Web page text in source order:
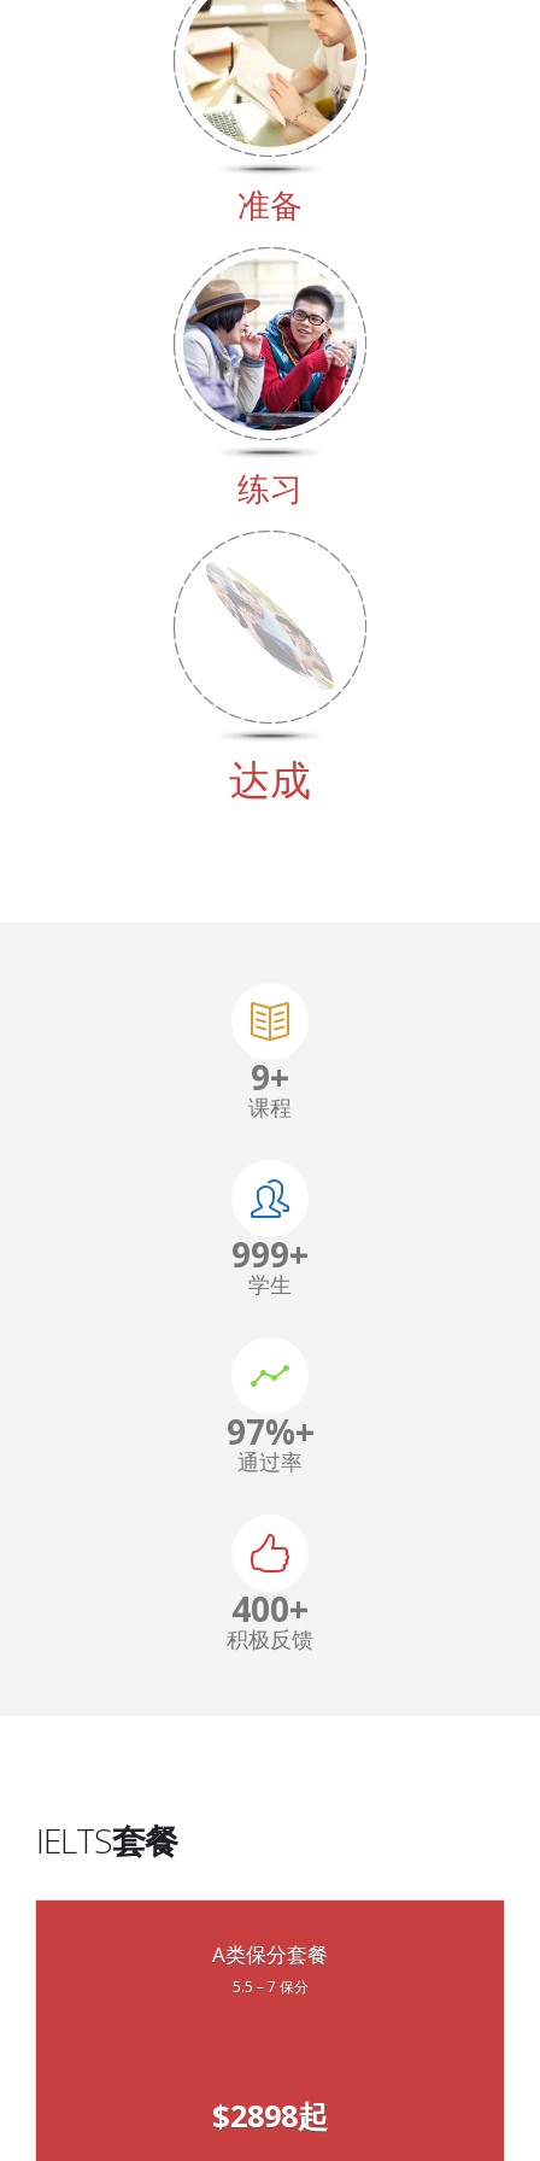
准备
练习
达成
9+
课程
1,000+
学生
97%+
通过率
400+
积极反馈
IELTS套餐
A类保分套餐
5.5 – 7 保分
$2898起